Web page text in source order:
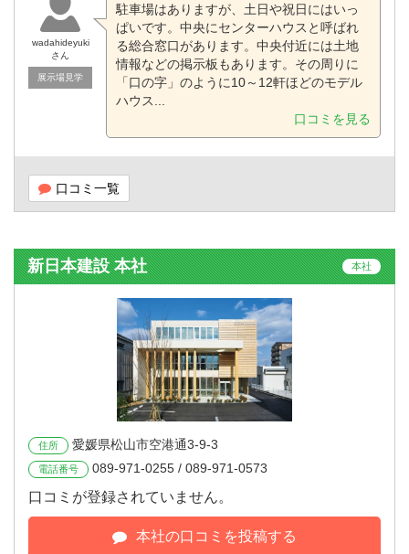
wadahideyuki
さん
展示場見学
駐車場はありますが、土日や祝日にはいっ
ぱいです。中央にセンターハウスと呼ばれ
る総合窓口があります。中央付近には土地
情報などの掲示板もあります。その周りに
「口の字」のように10～12軒ほどのモデル
ハウス...
口コミを見る
口コミ一覧
新日本建設 本社 本社
住所 愛媛県松山市空港通3-9-3
電話番号 089-971-0255 / 089-971-0573
口コミが登録されていません。
本社の口コミを投稿する